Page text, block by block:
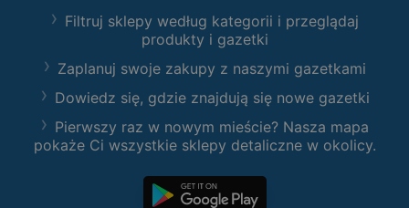
Filtruj sklepy według kategorii i przeglądaj
produkty i gazetki
Zaplanuj swoje zakupy z naszymi gazetkami
Dowiedz się, gdzie znajdują się nowe gazetki
Pierwszy raz w nowym mieście? Nasza mapa
pokaże Ci wszystkie sklepy detaliczne w okolicy.